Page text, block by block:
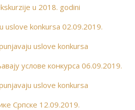
u 2018. godini
uslove konkursa 02.09.2019.
uslove konkursa
услове конкурса 06.09.2019.
uslove konkursa
Српске 12.09.2019.